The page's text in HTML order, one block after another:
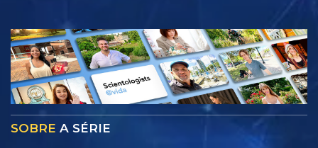
SOBRE A SÉRIE